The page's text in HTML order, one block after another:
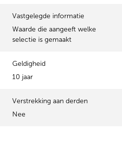
Vastgelegde informatie
Waarde die aangeeft welke
selectie is gemaakt
Geldigheid
10 jaar
Verstrekking aan derden
Nee